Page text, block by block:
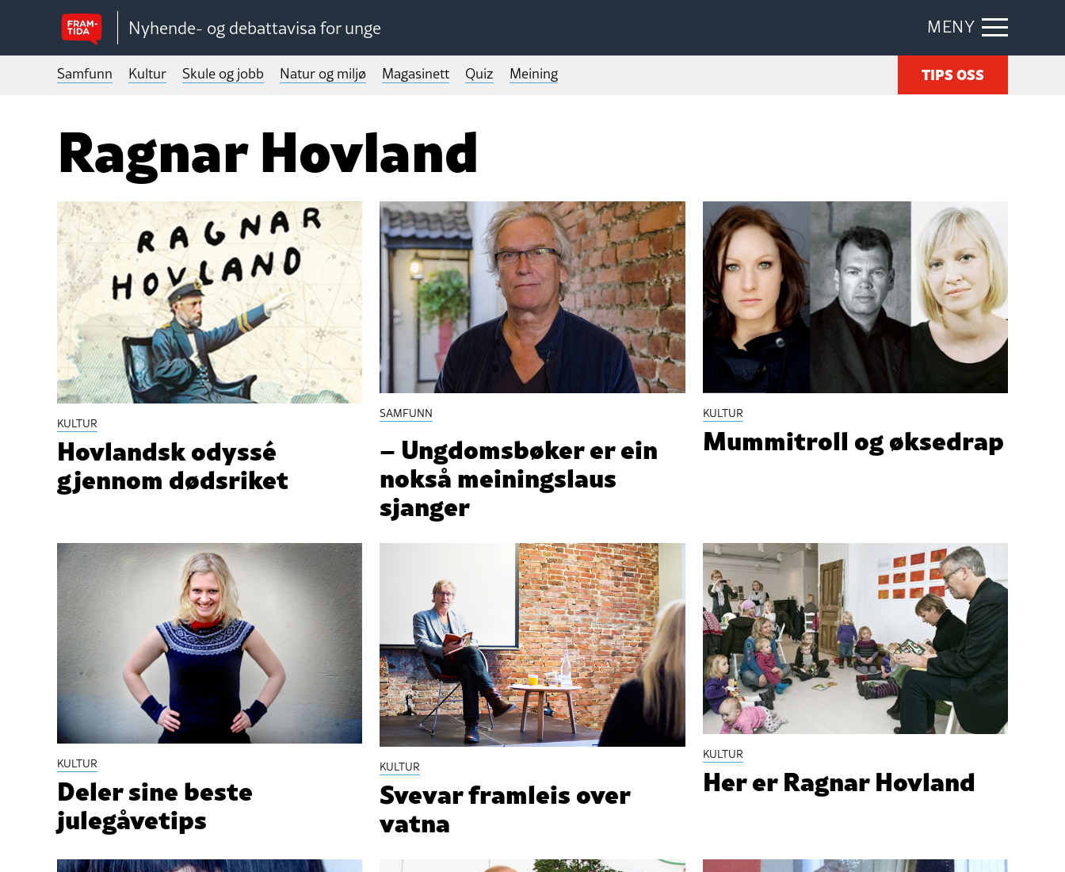
Nyhende- og debattavisa for unge MENY
Samfunn Kultur Skule og jobb Natur og miljø Magasinett Quiz Meining TIPS OSS
Ragnar Hovland
KULTUR
Hovlandsk odyssé
gjennom dødsriket
SAMFUNN
– Ungdomsbøker er ein
nokså meiningslaus
sjanger
KULTUR
Mummitroll og øksedrap
KULTUR
Deler sine beste
julegåvetips
KULTUR
Svevar framleis over
vatna
KULTUR
Her er Ragnar Hovland